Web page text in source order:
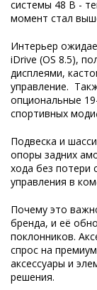
системы 48 В -
момент стал
Интерьер
iDrive (OS 8.5),
дисплеями,
управление.
опциональные
спортивных
Подвеска и
опоры задних
хода без потери
управления в
Почему это
бренда, и её
поклонников.
спрос на
аксессуары и
решения.